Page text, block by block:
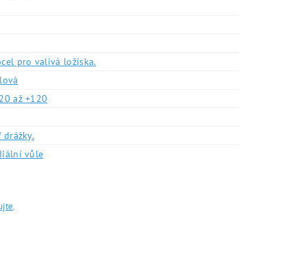
pro valivá ložiska.
až +120
drážky.
vůle
.